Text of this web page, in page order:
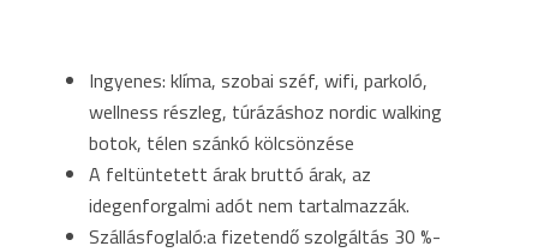
Ingyenes: klíma, szobai széf, wifi, parkoló,
wellness részleg, túrázáshoz nordic walking
botok, télen szánkó kölcsönzése
A feltüntetett árak bruttó árak, az
idegenforgalmi adót nem tartalmazzák.
Szállásfoglaló:a fizetendő szolgáltás 30 %-